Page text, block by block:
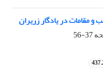
مقامات در یادگار زریران
37-56